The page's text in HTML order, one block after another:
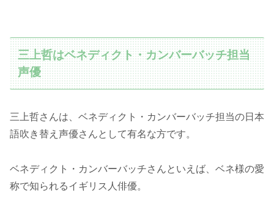
三上哲はベネディクト・カンバーバッチ担当
声優
三上哲さんは、ベネディクト・カンバーバッチ担当の日本
語吹き替え声優さんとして有名な方です。
ベネディクト・カンバーバッチさんといえば、ベネ様の愛
称で知られるイギリス人俳優。